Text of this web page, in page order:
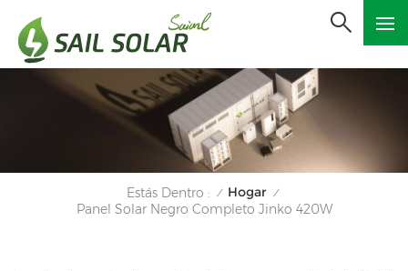
Estás Dentro : / Hogar /
Panel Solar Negro Completo Jinko 420W